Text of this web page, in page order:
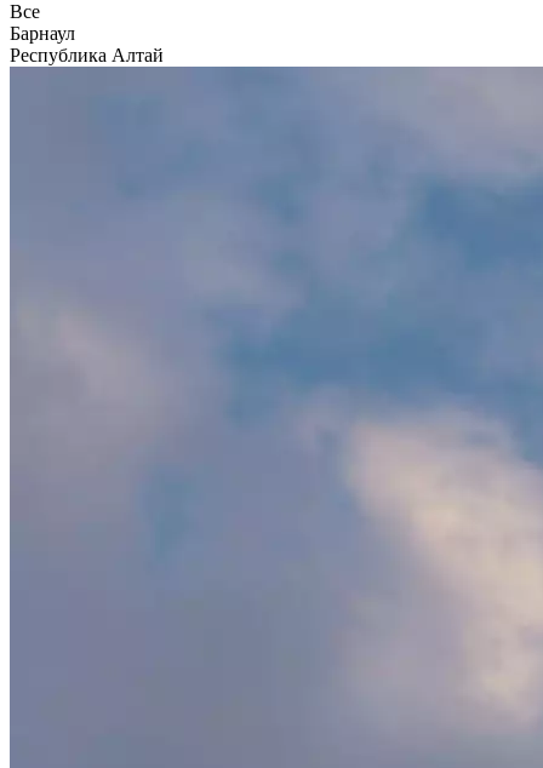
Все
Барнаул
Республика Алтай